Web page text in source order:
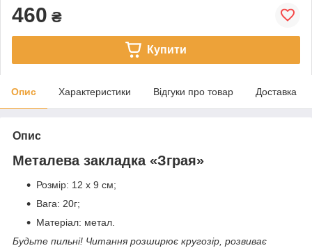
460 ₴
Купити
Опис Характеристики Відгуки про товар Доставка
Опис
Металева закладка «Зграя»
Розмір: 12 х 9 см;
Вага: 20г;
Матеріал: метал.
Будьте пильні! Читання розширює кругозір, розвиває